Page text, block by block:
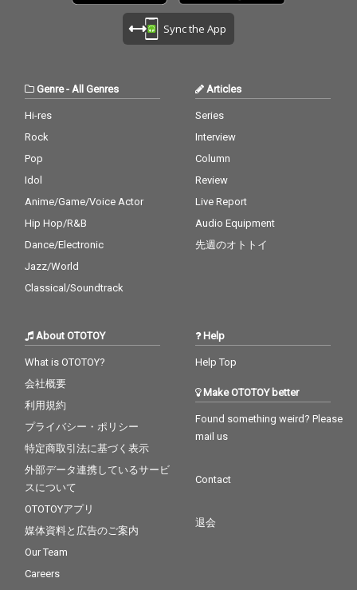
Sync the App
Genre-All Genres
Hi-res
Rock
Pop
Idol
Anime/Game/Voice Actor
Hip Hop/R&B
Dance/Electronic
Jazz/World
Classical/Soundtrack
Articles
Series
Interview
Column
Review
Live Report
Audio Equipment
先週のオトトイ
About OTOTOY
What is OTOTOY?
会社概要
利用規約
プライバシー・ポリシー
特定商取引法に基づく表示
外部データ連携しているサービ
スについて
OTOTOYアプリ
媒体資料と広告のご案内
Our Team
Careers
Help
Help Top
Make OTOTOY better
Found something weird? Please
mail us
Contact
退会